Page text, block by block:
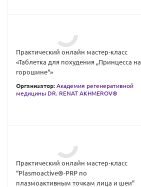
Практический онлайн мастер-класс
«Таблетка для похудения „Принцесса на
горошине“»
Организатор: Академия регенеративной
медицины DR. RENAT AKHMEROV®
Практический онлайн мастер-класс
“Plasmoactive®-PRP по
плазмоактивным точкам лица и шеи”